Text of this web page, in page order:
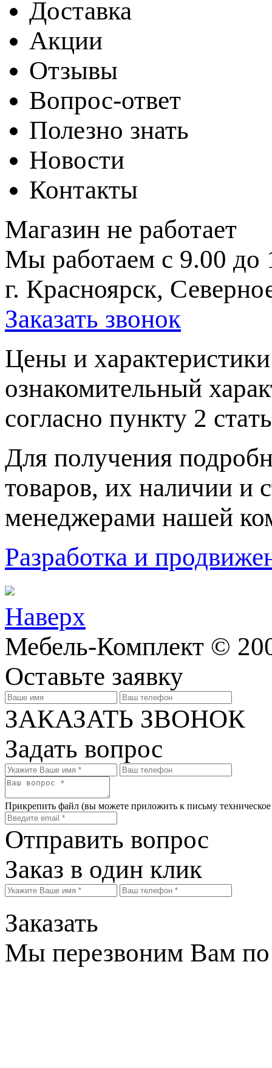
Доставка
Акции
Отзывы
Вопрос-ответ
Полезно знать
Новости
Контакты
Магазин не работает
Мы работаем с 9.00 до
г. Красноярск,
Заказать звонок
Цeны и
ознакомительный
согласно пункту 2
Для пoлучения
товaров, их нaличии и
менеджерами нашей
Разработка и
Наверх
Мебель-Комплект ©
Оставьте заявку
ЗАКАЗАТЬ ЗВОНОК
Задать вопрос
Прикрепить файл (вы можете приложить к письму
Отправить вопрос
Заказ в один клик
Заказать
Мы перезвоним Вам по